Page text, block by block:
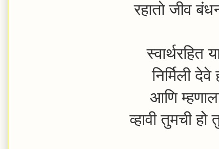
रहातो जीव
स्वार्थरहित
निर्मिली
आणि
व्हावी तुमची